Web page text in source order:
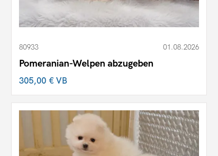
80933 01.08.2026
Pomeranian-Welpen abzugeben
305,00 €VB